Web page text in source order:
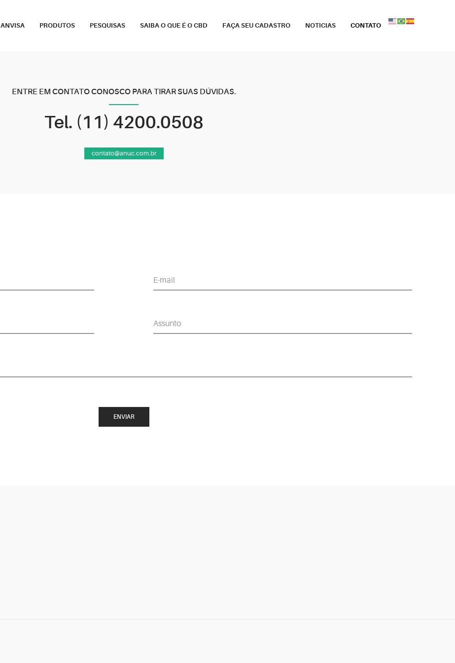
ANVISA PRODUTOS PESQUISAS SAIBA O QUE É O CBD FAÇA SEU CADASTRO NOTICIAS CONTATO
ENTRE EM CONTATO CONOSCO PARA TIRAR SUAS DÚVIDAS.
Tel. (11) 4200.0508